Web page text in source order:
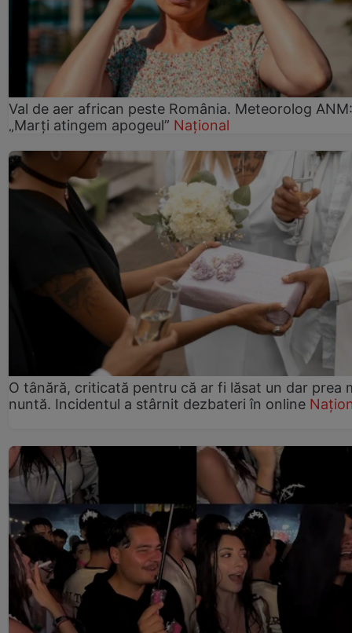
Val de aer african peste România. Meteorolog ANM:
„Marți atingem apogeul” Național
O tânără, criticată pentru că ar fi lăsat un dar prea
nuntă. Incidentul a stârnit dezbateri în online